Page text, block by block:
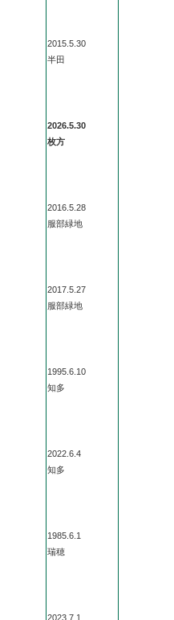
2015.5.30
半田
2026.5.30
枚方
2016.5.28
服部緑地
2017.5.27
服部緑地
1995.6.10
知多
2022.6.4
知多
1985.6.1
瑞穂
2023.7.1